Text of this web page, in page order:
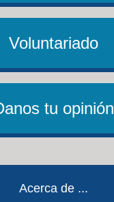
Voluntariado
tu opinión
Acerca de ...